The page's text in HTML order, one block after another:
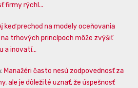
firmy rýchl...
keď prechod na modely oceňovania
na trhových princípoch môže zvýšiť
a inovatí...
: Manažéri často nesú zodpovednosť za
ale je dôležité uznať, že úspešnosť